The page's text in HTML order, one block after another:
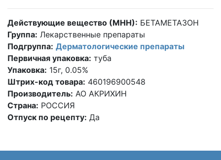
Действующие вещество (МНН): БЕТАМЕТАЗОН
Группа: Лекарственные препараты
Подгруппа: Дерматологические препараты
Первичная упаковка: туба
Упаковка: 15г, 0.05%
Штрих-код товара: 460196900548
Производитель: АО АКРИХИН
Страна: РОССИЯ
Отпуск по рецепту: Да